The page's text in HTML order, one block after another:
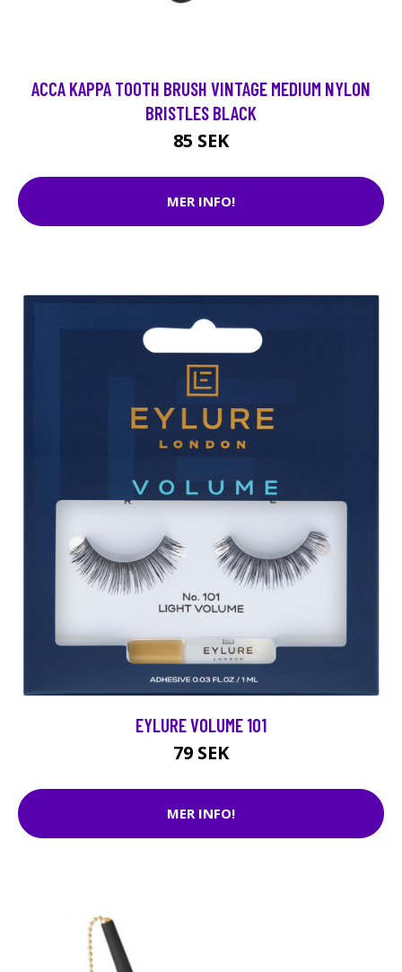
ACCA KAPPA TOOTH BRUSH VINTAGE MEDIUM NYLON
BRISTLES BLACK
85 SEK
MER INFO!
EYLURE VOLUME 101
79 SEK
MER INFO!